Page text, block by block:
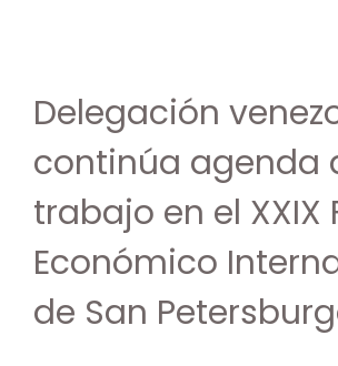
Delegación
continúa agenda
trabajo en el XXIX
Económico
de San